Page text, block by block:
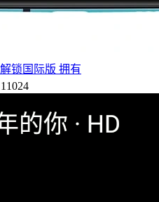
锁国际版 拥有